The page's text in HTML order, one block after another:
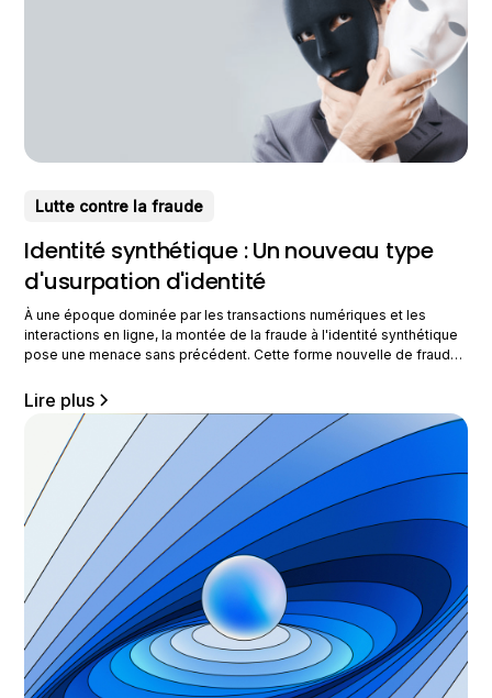
Lutte contre la fraude
Identité synthétique : Un nouveau type
d'usurpation d'identité
À une époque dominée par les transactions numériques et les
interactions en ligne, la montée de la fraude à l'identité synthétique
pose une menace sans précédent. Cette forme nouvelle de fraude
nouvelle identité fictive. Cela pose ainsi un défi complexe pour les
entreprises et les individus.
Lire plus